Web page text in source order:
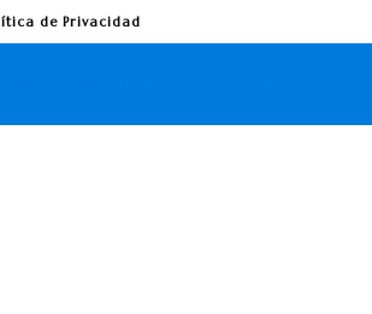
de Privacidad